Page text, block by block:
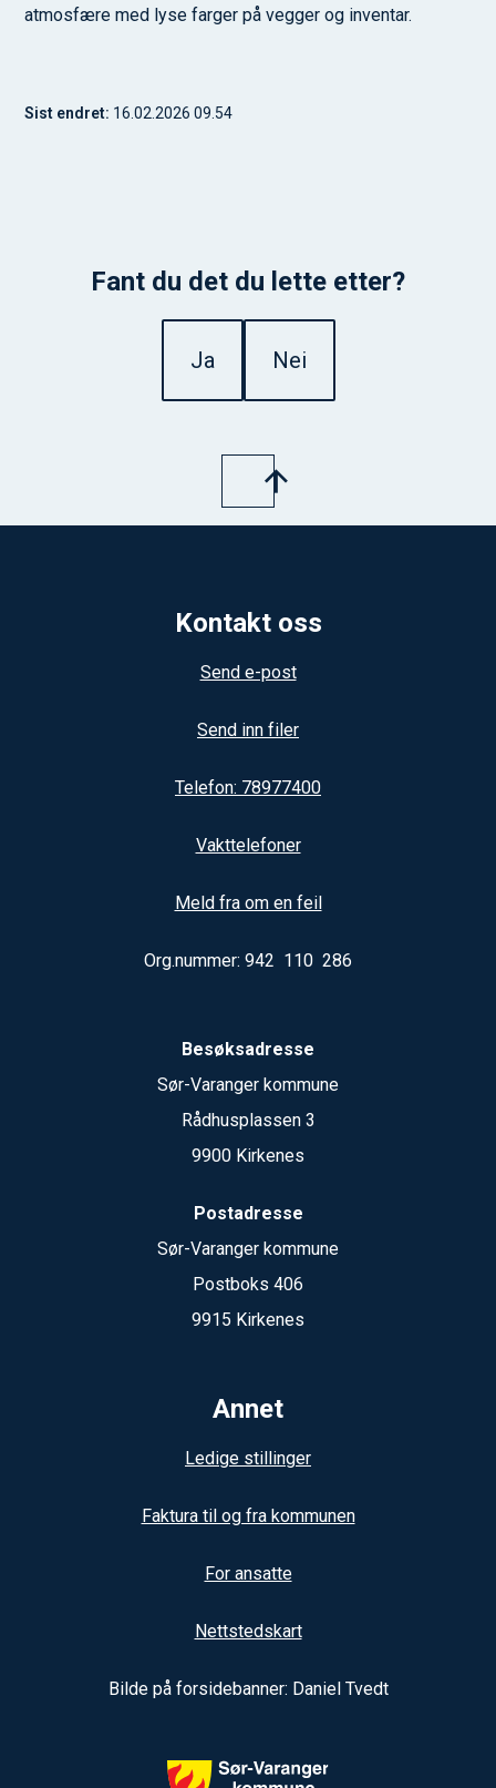
atmosfære med lyse farger på vegger og inventar.
Sist endret 16.02.2026 09.54
Fant du det du lette etter?
Ja Nei
Kontakt oss
Send e-post
Send inn filer
Telefon: 78977400
Vakttelefoner
Meld fra om en feil
Org.nummer: 942 110 286
Besøksadresse
Sør-Varanger kommune
Rådhusplassen 3
9900 Kirkenes
Postadresse
Sør-Varanger kommune
Postboks 406
9915 Kirkenes
Annet
Ledige stillinger
Faktura til og fra kommunen
For ansatte
Nettstedskart
Bilde på forsidebanner: Daniel Tvedt